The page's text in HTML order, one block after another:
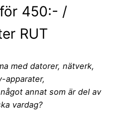
450:- /
RUT
med datorer, nätverk,
apparater,
annat som är del av
vardag?